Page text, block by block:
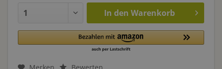
In den Warenkorb